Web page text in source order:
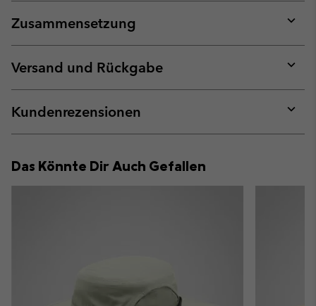
Zusammensetzung
or
Versand und Rückgabe
or
Kundenrezensionen
or
Das Könnte Dir Auch Gefallen